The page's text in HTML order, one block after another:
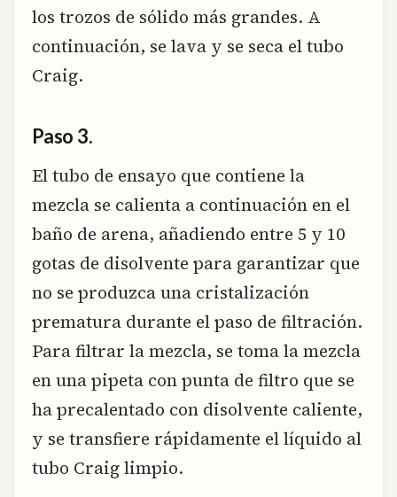
los trozos de sólido más grandes. A
continuación, se lava y se seca el tubo
Craig.
Paso 3.
El tubo de ensayo que contiene la
mezcla se calienta a continuación en el
baño de arena, añadiendo entre 5 y 10
gotas de disolvente para garantizar que
no se produzca una cristalización
prematura durante el paso de filtración.
Para filtrar la mezcla, se toma la mezcla
en una pipeta con punta de filtro que se
ha precalentado con disolvente caliente,
y se transfiere rápidamente el líquido al
tubo Craig limpio.